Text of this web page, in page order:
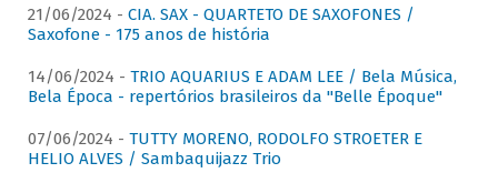
21/06/2024 - CIA. SAX - QUARTETO DE SAXOFONES /
Saxofone - 175 anos de história
14/06/2024 - TRIO AQUARIUS E ADAM LEE / Bela Música,
Bela Época - repertórios brasileiros da "Belle Époque"
07/06/2024 - TUTTY MORENO, RODOLFO STROETER E
HELIO ALVES / Sambaquijazz Trio